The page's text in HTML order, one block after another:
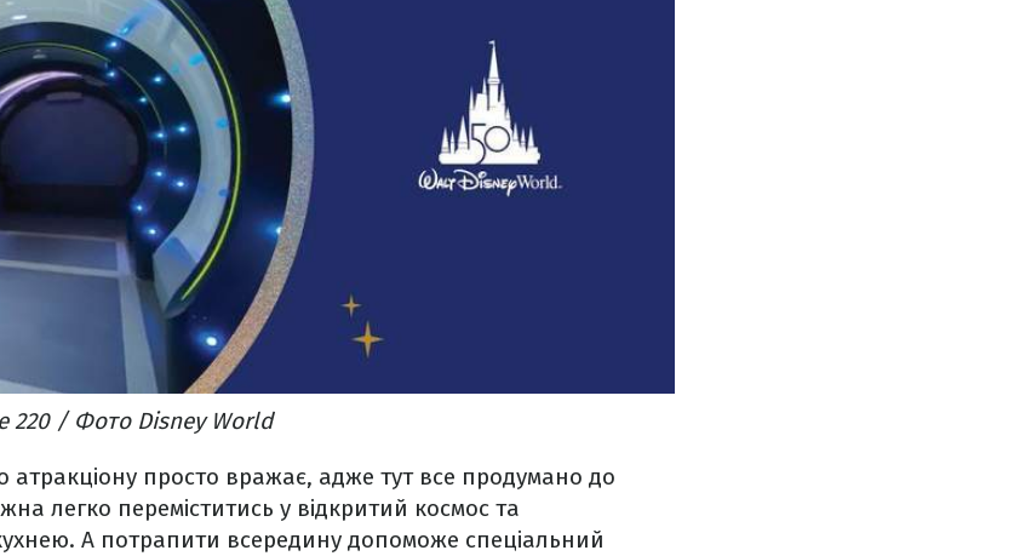
220 / Фото Disney World
атракціону просто вражає, адже тут все продумано до
легко переміститись у відкритий космос та
А потрапити всередину допоможе спеціальний